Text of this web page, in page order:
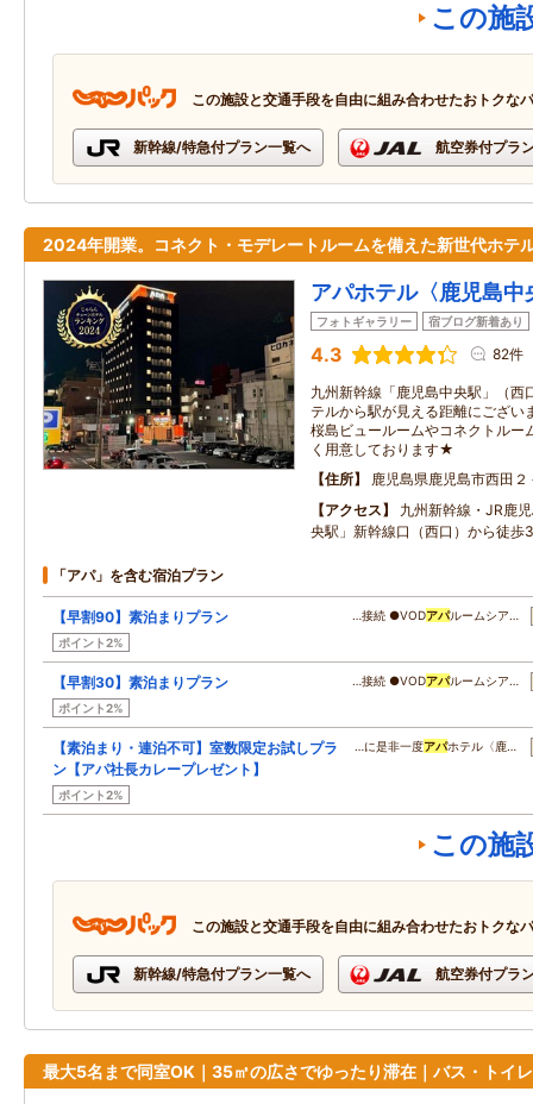
この施
この施設と交通手段を自由に組み合わせたおトクな
新幹線/特急付プラン一覧へ 航空券付プラ
2024年開業。コネクト・モデレートルームを備えた新世代ホテ
アパホテル〈鹿児島中
フォトギャラリー 宿ブログ新着あり
4.3 82件
九州新幹線「鹿児島中央駅」（西
テルから駅が見える距離にござい
桜島ビュールームやコネクトルー
く用意しております★
住所
鹿児島県鹿児島市西田
アクセス
九州新幹線・JR鹿
央駅」新幹線口（西口）から徒歩
「アパ」を含む宿泊プラン
【早割90】素泊まりプラン
ポイント2%
…接続 ●VODアパルームシア…
【早割30】素泊まりプラン
ポイント2%
…接続 ●VODアパルームシア…
【素泊まり・連泊不可】室数限定お試しプラ
ン【アパ社長カレープレゼント】
ポイント2%
…に是非一度アパホテル〈鹿…
この施
この施設と交通手段を自由に組み合わせたおトクな
新幹線/特急付プラン一覧へ 航空券付プラ
最大5名まで同室OK｜35㎡の広さでゆったり滞在｜バス・トイ